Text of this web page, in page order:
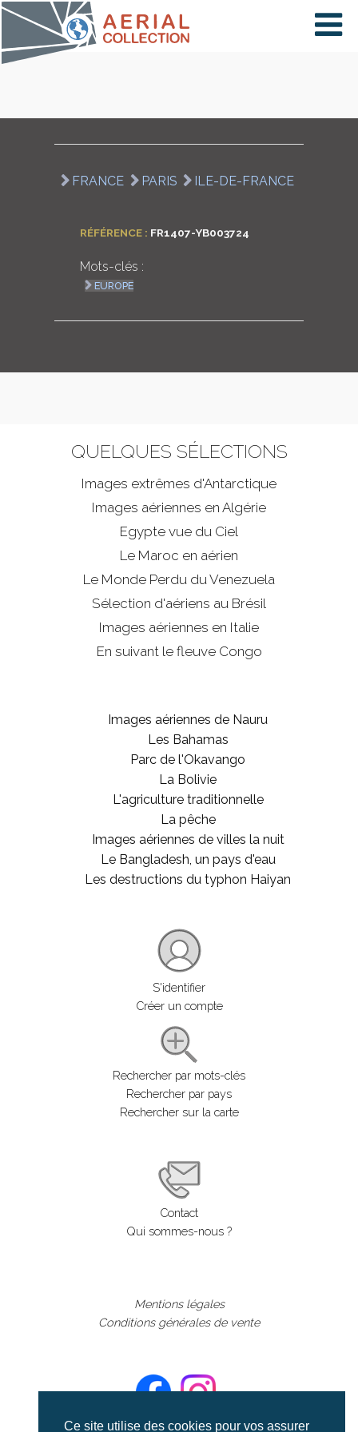
Ce site utilise des cookies pour vos assurer
×
FRANCE PARIS ILE-DE-FRANCE
RÉFÉRENCE : FR1407-YB003724
Mots-clés :
EUROPE
QUELQUES SÉLECTIONS
Images extrêmes d'Antarctique
Images aériennes en Algérie
Egypte vue du Ciel
Le Maroc en aérien
Le Monde Perdu du Venezuela
Sélection d'aériens au Brésil
Images aériennes en Italie
En suivant le fleuve Congo
Images aériennes de Nauru
Les Bahamas
Parc de l'Okavango
La Bolivie
L'agriculture traditionnelle
La pêche
Images aériennes de villes la nuit
Le Bangladesh, un pays d'eau
Les destructions du typhon Haiyan
S'identifier
Créer un compte
Rechercher par mots-clés
Rechercher par pays
Rechercher sur la carte
Contact
Qui sommes-nous ?
Mentions légales
Conditions générales de vente